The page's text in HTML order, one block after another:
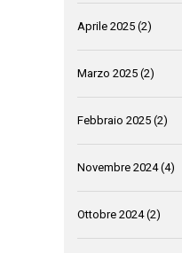
Aprile 2025 (2)
Marzo 2025 (2)
Febbraio 2025 (2)
Novembre 2024(4)
Ottobre 2024(2)